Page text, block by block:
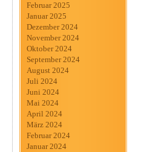
Februar 2025
Januar 2025
Dezember 2024
November 2024
Oktober 2024
September 2024
August 2024
Juli 2024
Juni 2024
Mai 2024
April 2024
März 2024
Februar 2024
Januar 2024